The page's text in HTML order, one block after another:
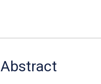
Abstract